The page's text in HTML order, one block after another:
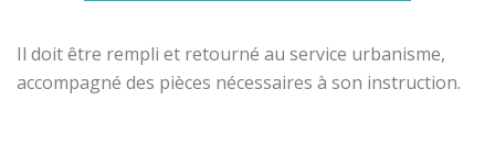
Il doit être rempli et retourné au service urbanisme,
accompagné des pièces nécessaires à son instruction.